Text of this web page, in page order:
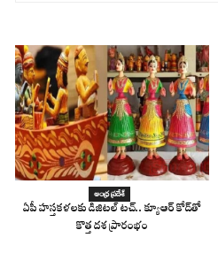
ఆంధ్ర ప్రదేశ్
ఏపీ హస్తకళలకు డిజిటల్ టచ్.. క్యూఆర్ కోడ్‌తో
కొత్త దశ ప్రారంభం